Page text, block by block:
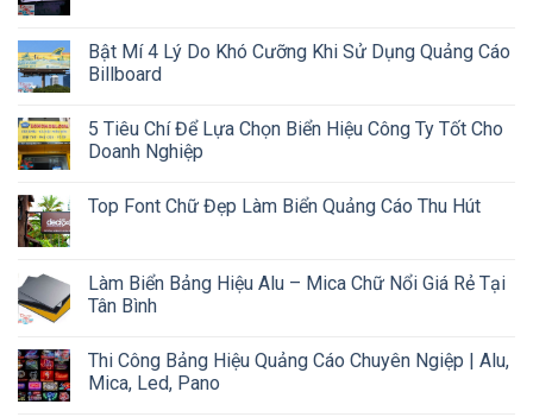
Bật Mí 4 Lý Do Khó Cưỡng Khi Sử Dụng Quảng Cáo
Billboard
5 Tiêu Chí Để Lựa Chọn Biển Hiệu Công Ty Tốt Cho
Doanh Nghiệp
Top Font Chữ Đẹp Làm Biển Quảng Cáo Thu Hút
Làm Biển Bảng Hiệu Alu – Mica Chữ Nổi Giá Rẻ Tại
Tân Bình
Thi Công Bảng Hiệu Quảng Cáo Chuyên Ngiệp | Alu,
Mica, Led, Pano